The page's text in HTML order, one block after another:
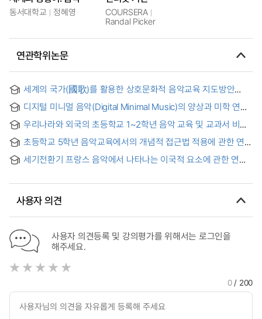
동서대학교 정혜영
COURSERA
Randal Picker
연관학위논문
세계의 국가(國歌)를 활용한 상호문화적 음악교육 지도방안
연구 : 중학교 자유학기제를 중심으로 = A Study on the
Teaching Method of Intercultural Music Education Using
National Anthem : Focusing on the Free Semester System
in Middle School
디지털 미니멀 음악(Digital Minimal Music)의 양상과 미학 연구
: 세계의 끝, 그리고 새로운 세계의 시작점에 선 음악 = A Study
on the Aspects and Aesthetics of Digital Minimal Music
우리나라와 외국의 초등학교 1~2학년 음악 교육 및 교과서 비교
분석 = A Comparative Analysis of the 1st ~ 2nd Grade
Music Education and Textbooks in Korea and Foreign
Countries
초등학교 5학년 음악교육에서의 개념적 접근법 적용에 관한 연구
= (A) Study on the Use of Conceptual Approach to Music
Education for Fifth Grader in Elementary School
세기전환기 프랑스 음악에서 나타나는 이국적 요소에 관한 연구 :
elements in French music at the turn of the century :
Ravel
사용자 의견
사용자 의견등록 및 강의평가를 위해서는 로그인을
해주세요.
0/ 200